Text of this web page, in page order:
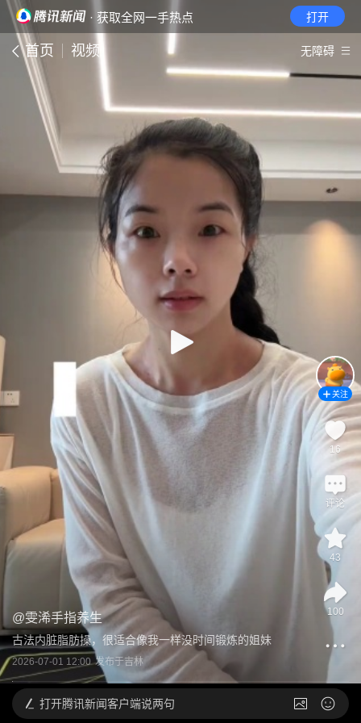
· 获取全网一手热点 打开
首页 视频 无障碍
@雯浠手指养生
古法内脏脂肪操，很适合像我一样没时间锻炼的姐妹
2026-07-01 12:00 发布于吉林
关注
16
评论
43
100
打开腾讯新闻客户端说两句